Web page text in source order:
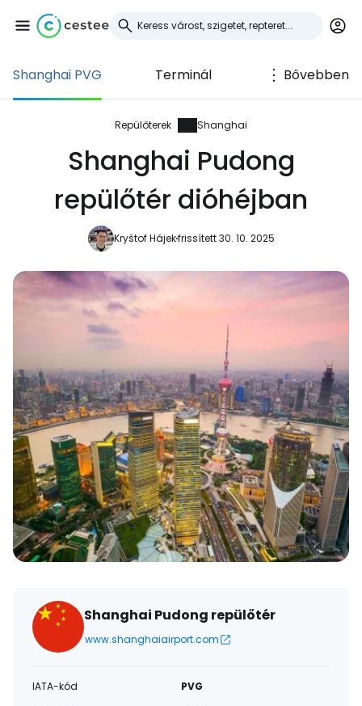
Shanghai PVG Terminál Bővebben
Repülőterek Shanghai
Shanghai Pudong
repülőtér dióhéjban
Kryštof Hájekfrissített 30. 10. 2025
Shanghai Pudong repülőtér
www.shanghaiairport.com
IATA-kód
PVG
Bejelentkezés a
Cestee-be
... az utazási közösség világszerte
Folytatás a Google-lal
Folytatás a Facebookkal
Folytassa e-mailben